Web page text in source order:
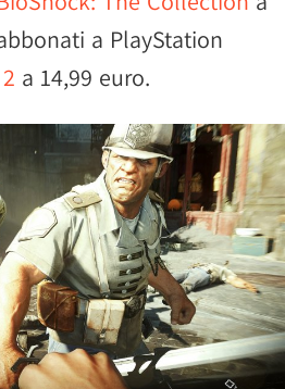
a PlayStation
a 14,99 euro.